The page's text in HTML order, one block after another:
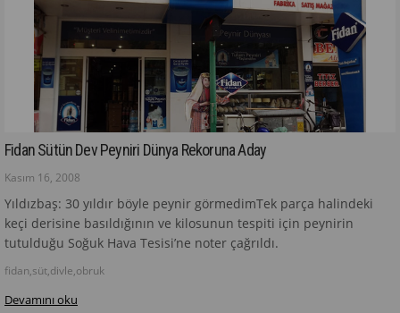
Fidan Sütün Dev Peyniri Dünya Rekoruna Aday
Kasım 16, 2008
Yıldızbaş: 30 yıldır böyle peynir görmedimTek parça halindeki
keçi derisine basıldığının ve kilosunun tespiti için peynirin
tutulduğu Soğuk Hava Tesisi’ne noter çağrıldı.
fidan,süt,divle,obruk
Devamını oku